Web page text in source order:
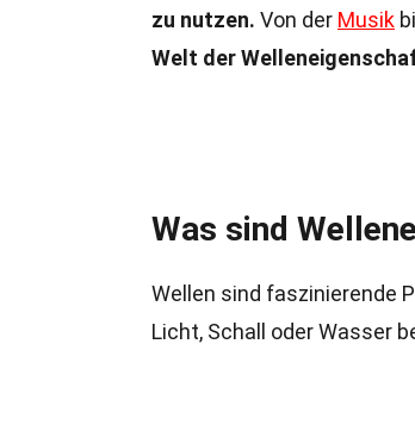
zu nutzen. Von der Musik
Welt der
Was sind
Wellen sind faszinierende
Licht, Schall oder Wasser